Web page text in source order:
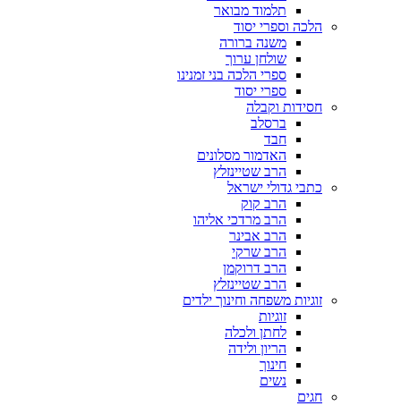
תלמוד מבואר
הלכה וספרי יסוד
משנה ברורה
שולחן ערוך
ספרי הלכה בני זמנינו
ספרי יסוד
חסידות וקבלה
ברסלב
חבד
האדמור מסלונים
הרב שטיינזלץ
כתבי גדולי ישראל
הרב קוק
הרב מרדכי אליהו
הרב אבינר
הרב שרקי
הרב דרוקמן
הרב שטיינזלץ
זוגיות משפחה וחינוך ילדים
זוגיות
לחתן ולכלה
הריון ולידה
חינוך
נשים
חגים